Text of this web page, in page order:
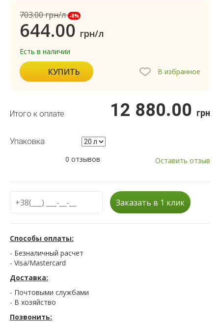
703.00грн/л -8%
644.00 грн/л
Есть в наличии
КУПИТЬ В избранное
Итого к оплате 12 880.00 грн
Упаковка
0 отзывов
Оставить отзыв
Заказать в 1 клик
Способы оплаты:
- Безналичный расчет
- Visa/Mastercard
Доставка:
- Почтовыми службами
- В хозяйство
Позвонить: